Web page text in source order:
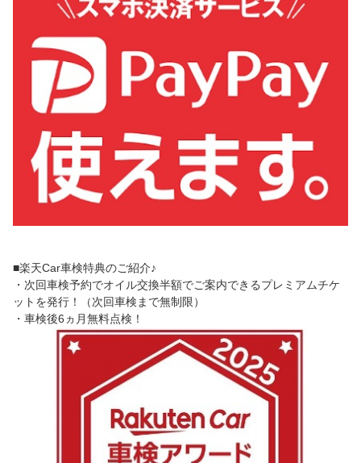
■楽天Car車検特典のご紹介♪
・次回車検予約でオイル交換半額でご案内できるプレミアムチケ
ットを発行！（次回車検まで無制限）
・車検後6ヵ月無料点検！